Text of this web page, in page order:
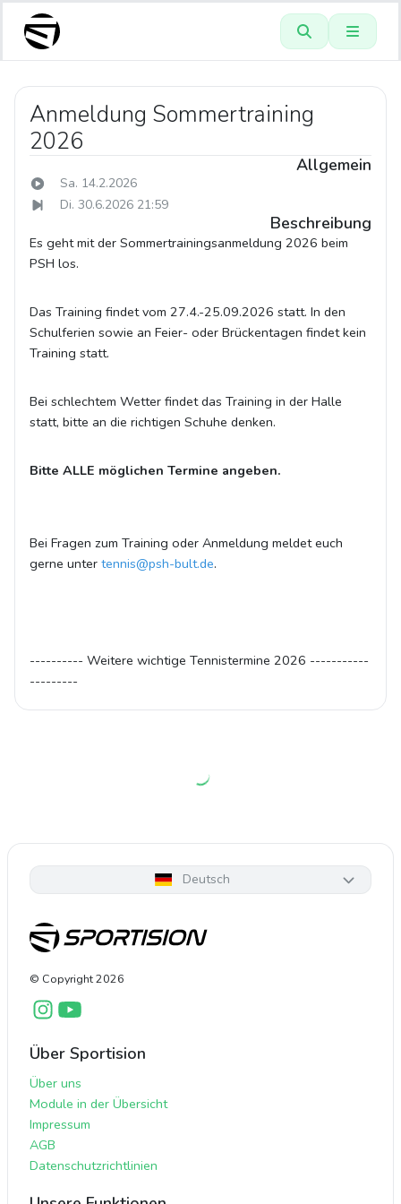
Anmeldung Sommertraining
2026
Allgemein
Sa. 14.2.2026
Di. 30.6.2026 21:59
Beschreibung
Es geht mit der Sommertrainingsanmeldung 2026 beim
PSH los.
Das Training findet vom 27.4.-25.09.2026 statt. In den
Schulferien sowie an Feier- oder Brückentagen findet kein
Training statt.
Bei schlechtem Wetter findet das Training in der Halle
statt, bitte an die richtigen Schuhe denken.
Bitte ALLE möglichen Termine angeben.
Bei Fragen zum Training oder Anmeldung meldet euch
gerne unter tennis@psh-bult.de.
---------- Weitere wichtige Tennistermine 2026 -----------
---------
Deutsch
© Copyright2026
Über Sportision
Über uns
Module in der Übersicht
Impressum
AGB
Datenschutzrichtlinien